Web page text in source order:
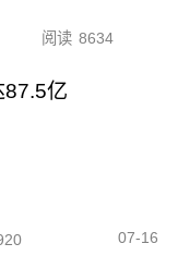
阅读 8634
87.5亿
07-16